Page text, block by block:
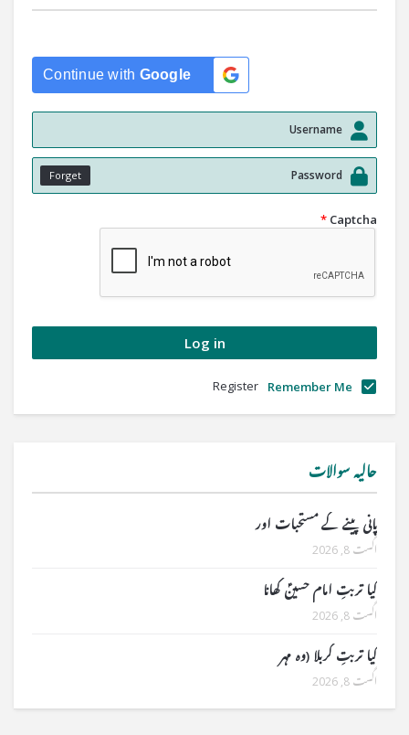
Continue with Google
Forget
Captcha
*
Remember Me
Register
حالیہ سوالات
پانی پینے کے مستحبات اور
اگست 8, 2026
کیا تربتِ امام حسینؑ کھانا
اگست 8, 2026
کیا تربتِ کربلا (وہ مہر
اگست 8, 2026